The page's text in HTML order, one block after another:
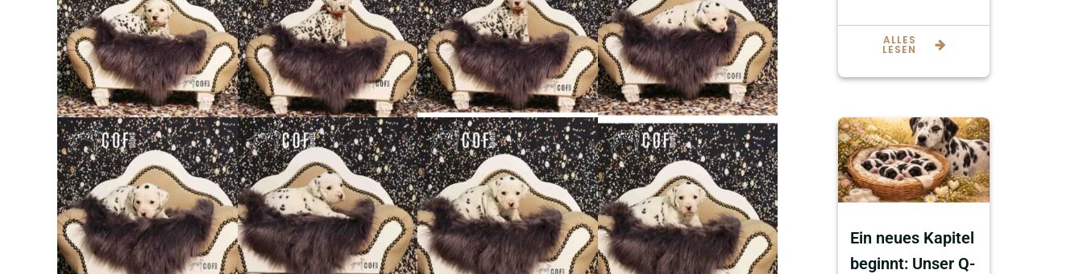
ALLES
LESEN
Ein neues Kapitel
beginnt: Unser Q-